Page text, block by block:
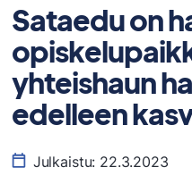
Sataedu on
yhteishaun
edelleen
Julkaistu: 22.3.2023